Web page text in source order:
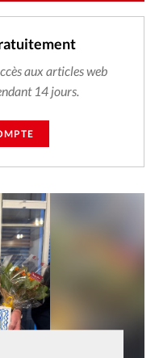
aux articles web
14 jours.